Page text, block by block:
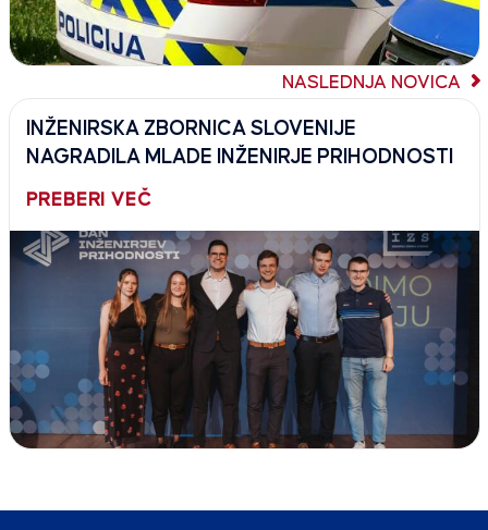
NASLEDNJA NOVICA
INŽENIRSKA ZBORNICA SLOVENIJE
NAGRADILA MLADE INŽENIRJE PRIHODNOSTI
PREBERI VEČ